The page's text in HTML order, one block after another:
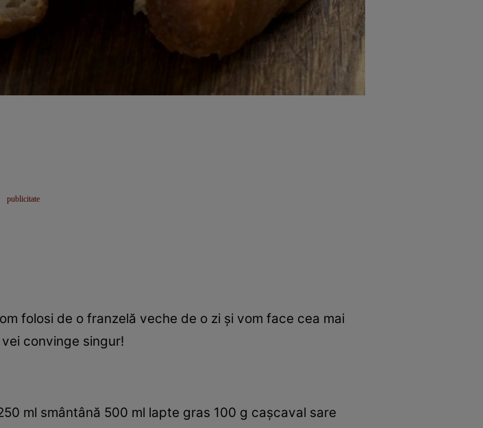
folosi de o franzelă veche de o zi şi vom face cea mai
convinge singur!
ml smântână 500 ml lapte gras 100 g caşcaval sare